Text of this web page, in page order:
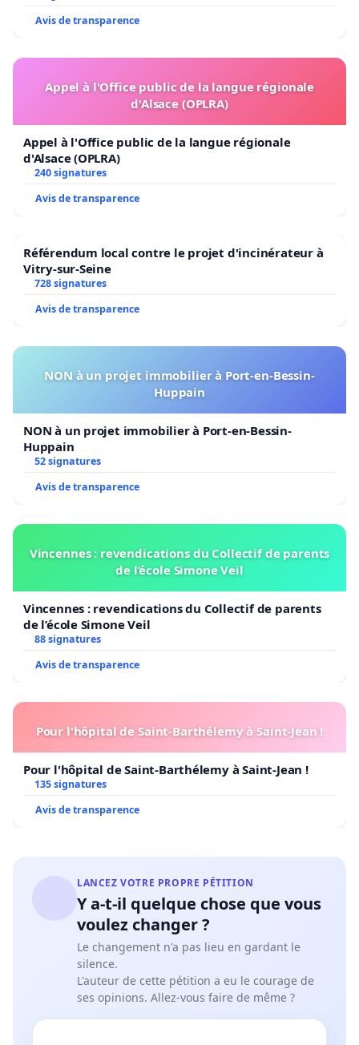
Avis de transparence
Appel à l'Office public de la langue régionale
d'Alsace (OPLRA)
Appel à l'Office public de la langue régionale
d'Alsace (OPLRA)
240 signatures
Avis de transparence
Référendum local contre le projet d'incinérateur à
Vitry-sur-Seine
728 signatures
Avis de transparence
NON à un projet immobilier à Port-en-Bessin-
Huppain
NON à un projet immobilier à Port-en-Bessin-
Huppain
52 signatures
Avis de transparence
Vincennes : revendications du Collectif de parents
de l’école Simone Veil
Vincennes : revendications du Collectif de parents
de l’école Simone Veil
88 signatures
Avis de transparence
Pour l'hôpital de Saint-Barthélemy à Saint-Jean !
Pour l'hôpital de Saint-Barthélemy à Saint-Jean !
135 signatures
Avis de transparence
LANCEZ VOTRE PROPRE PÉTITION
Y a-t-il quelque chose que vous
voulez changer ?
Le changement n'a pas lieu en gardant le
silence.
L'auteur de cette pétition a eu le courage de
ses opinions. Allez-vous faire de même ?